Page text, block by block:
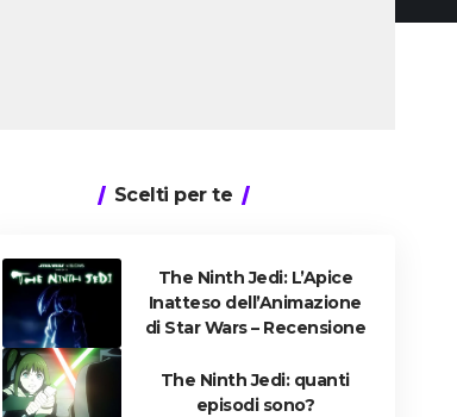
Scelti per te
The Ninth Jedi: L’Apice
Inatteso dell’Animazione
di Star Wars – Recensione
The Ninth Jedi: quanti
episodi sono?